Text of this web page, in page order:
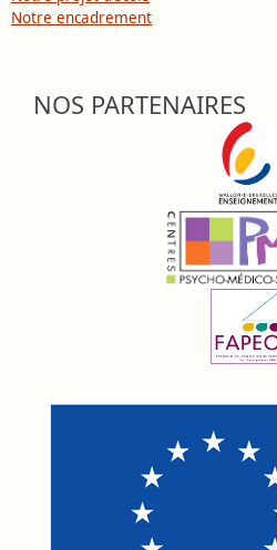
Notre encadrement
NOS PARTENAIRES